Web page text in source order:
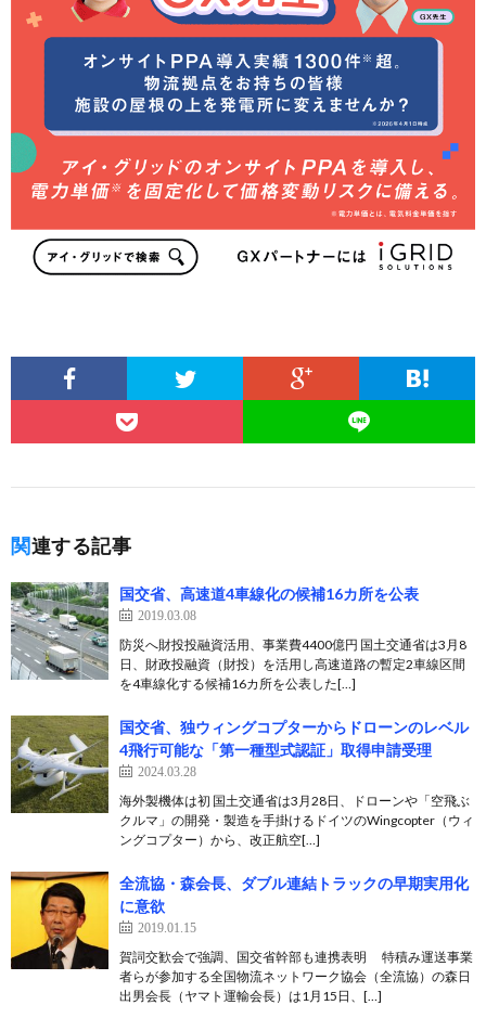
関連する記事
国交省、高速道4車線化の候補16カ所を公表
2019.03.08
防災へ財投投融資活用、事業費4400億円 国土交通省は3月8
日、財政投融資（財投）を活用し高速道路の暫定2車線区間
を4車線化する候補16カ所を公表した[…]
国交省、独ウィングコプターからドローンのレベル
4飛行可能な「第一種型式認証」取得申請受理
2024.03.28
海外製機体は初 国土交通省は3月28日、ドローンや「空飛ぶ
クルマ」の開発・製造を手掛けるドイツのWingcopter（ウィ
ングコプター）から、改正航空[…]
全流協・森会長、ダブル連結トラックの早期実用化
に意欲
2019.01.15
賀詞交歓会で強調、国交省幹部も連携表明 特積み運送事業
者らが参加する全国物流ネットワーク協会（全流協）の森日
出男会長（ヤマト運輸会長）は1月15日、[…]